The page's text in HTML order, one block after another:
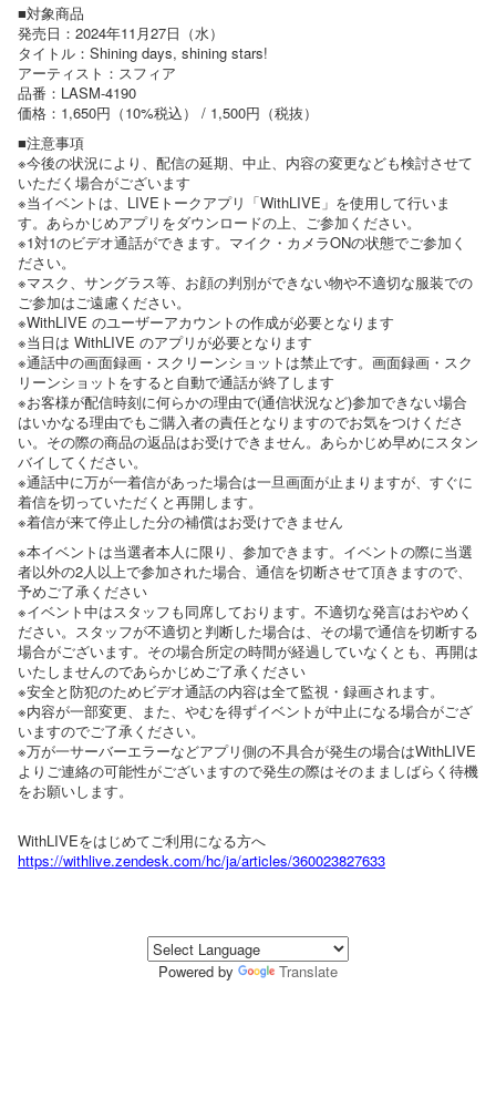
■対象商品
発売日：2024年11月27日（水）
タイトル：Shining days, shining stars!
アーティスト：スフィア
品番：LASM-4190
価格：1,650円（10%税込） / 1,500円（税抜）
■注意事項
※今後の状況により、配信の延期、中止、内容の変更なども検討させて
いただく場合がございます
※当イベントは、LIVEトークアプリ「WithLIVE」を使用して行いま
す。あらかじめアプリをダウンロードの上、ご参加ください。
※1対1のビデオ通話ができます。マイク・カメラONの状態でご参加く
ださい。
※マスク、サングラス等、お顔の判別ができない物や不適切な服装での
ご参加はご遠慮ください。
※WithLIVE のユーザーアカウントの作成が必要となります
※当日は WithLIVE のアプリが必要となります
※通話中の画面録画・スクリーンショットは禁止です。画面録画・スク
リーンショットをすると自動で通話が終了します
※お客様が配信時刻に何らかの理由で(通信状況など)参加できない場合
はいかなる理由でもご購入者の責任となりますのでお気をつけくださ
い。その際の商品の返品はお受けできません。あらかじめ早めにスタン
バイしてください。
※通話中に万が一着信があった場合は一旦画面が止まりますが、すぐに
着信を切っていただくと再開します。
※着信が来て停止した分の補償はお受けできません
※本イベントは当選者本人に限り、参加できます。イベントの際に当選
者以外の2人以上で参加された場合、通信を切断させて頂きますので、
予めご了承ください
※イベント中はスタッフも同席しております。不適切な発言はおやめく
ださい。スタッフが不適切と判断した場合は、その場で通信を切断する
場合がございます。その場合所定の時間が経過していなくとも、再開は
いたしませんのであらかじめご了承ください
※安全と防犯のためビデオ通話の内容は全て監視・録画されます。
※内容が一部変更、また、やむを得ずイベントが中止になる場合がござ
いますのでご了承ください。
※万が一サーバーエラーなどアプリ側の不具合が発生の場合はWithLIVE
よりご連絡の可能性がございますので発生の際はそのまましばらく待機
をお願いします。
WithLIVEをはじめてご利用になる方へ
https://withlive.zendesk.com/hc/ja/articles/360023827633
Powered by Translate